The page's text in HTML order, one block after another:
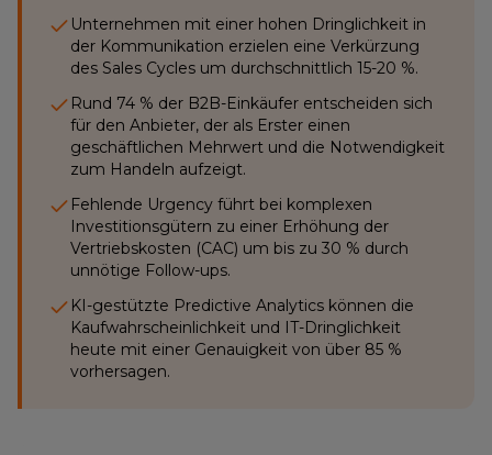
Unternehmen mit einer hohen Dringlichkeit in
der Kommunikation erzielen eine Verkürzung
des Sales Cycles um durchschnittlich 15-20 %.
Rund 74 % der B2B-Einkäufer entscheiden sich
für den Anbieter, der als Erster einen
geschäftlichen Mehrwert und die Notwendigkeit
zum Handeln aufzeigt.
Fehlende Urgency führt bei komplexen
Investitionsgütern zu einer Erhöhung der
Vertriebskosten (CAC) um bis zu 30 % durch
unnötige Follow-ups.
KI-gestützte Predictive Analytics können die
Kaufwahrscheinlichkeit und IT-Dringlichkeit
heute mit einer Genauigkeit von über 85 %
vorhersagen.